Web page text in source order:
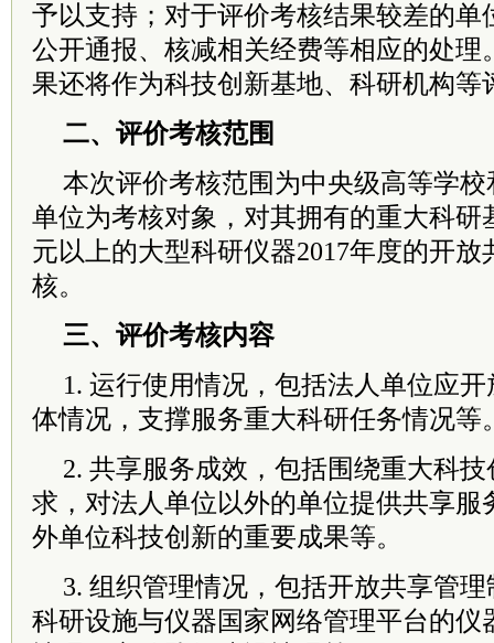
予以支持；对于评价考核结果较差的单
公开通报、核减相关经费等相应的处理
果还将作为科技创新基地、科研机构等
二、评价考核范围
本次评价考核范围为中央级高等学
单位为考核对象，对其拥有的重大科研
元以上的大型科研仪器2017年度的开
核。
三、评价考核内容
1. 运行使用情况，包括法人单位应
体情况，支撑服务重大科研任务情况等
2. 共享服务成效，包括围绕重大科
求，对法人单位以外的单位提供共享服
外单位科技创新的重要成果等。
3. 组织管理情况，包括开放共享管
科研设施与仪器国家网络管理平台的仪